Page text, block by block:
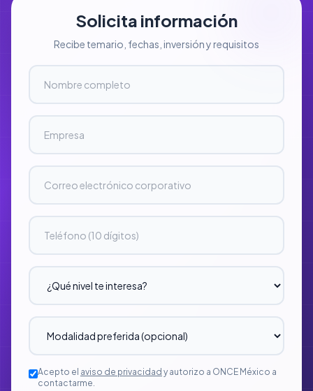
Solicita información
Recibe temario, fechas, inversión y requisitos
Acepto el aviso de privacidad y autorizo a ONCE México a
contactarme.